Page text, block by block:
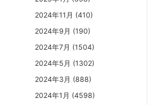
2024年11月 (410)
2024年9月 (190)
2024年7月 (1504)
2024年5月 (1302)
2024年3月 (888)
2024年1月 (4598)